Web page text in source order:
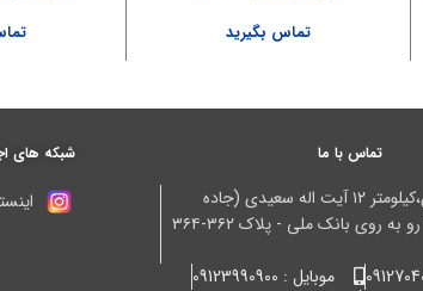
تماس بگیرید
تماس با ما
آدرس : تهران،کیلومتر ۱۲ آیت اله سعیدی (جاده
ساوه)-شاتره- رو به روی بانک ملی - پلاک ۳۶۲-۳۶۴
موبایل : 09123990900
شبکه های